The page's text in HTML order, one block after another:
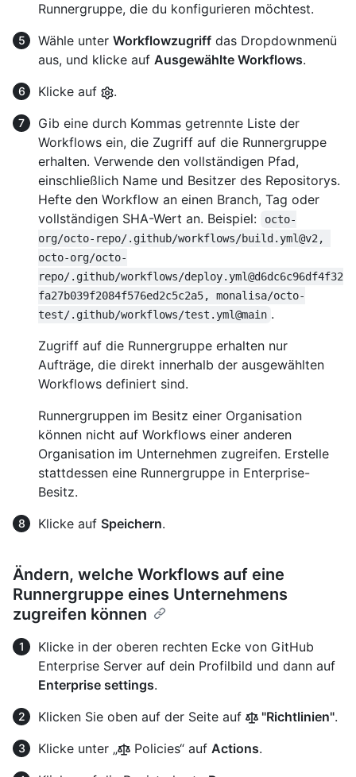
Runnergruppe, die du konfigurieren möchtest.
Wähle unter Workflowzugriff das Dropdownmenü
aus, und klicke auf Ausgewählte Workflows.
Klicke auf
.
Gib eine durch Kommas getrennte Liste der
Workflows ein, die Zugriff auf die Runnergruppe
erhalten. Verwende den vollständigen Pfad,
einschließlich Name und Besitzer des Repositorys.
Hefte den Workflow an einen Branch, Tag oder
vollständigen SHA-Wert an. Beispiel:
octo-
org/octo-repo/.github/workflows/build.yml@v2,
octo-org/octo-
repo/.github/workflows/deploy.yml@d6dc6c96df4f32
fa27b039f2084f576ed2c5c2a5, monalisa/octo-
test/.github/workflows/test.yml@main .
Zugriff auf die Runnergruppe erhalten nur
Aufträge, die direkt innerhalb der ausgewählten
Workflows definiert sind.
Runnergruppen im Besitz einer Organisation
können nicht auf Workflows einer anderen
Organisation im Unternehmen zugreifen. Erstelle
stattdessen eine Runnergruppe in Enterprise-
Besitz.
Klicke auf Speichern.
Ändern, welche Workflows auf eine
Runnergruppe eines Unternehmens
zugreifen können
Klicke in der oberen rechten Ecke von GitHub
Enterprise Server auf dein Profilbild und dann auf
Enterprise settings.
Klicken Sie oben auf der Seite auf
"Richtlinien".
Klicke unter „
Policies“ auf Actions.